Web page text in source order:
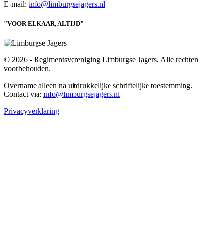
E-mail: info@limburgsejagers.nl
"VOOR ELKAAR, ALTIJD"
© 2026 - Regimentsvereniging Limburgse Jagers. Alle rechten
voorbehouden.
Overname alleen na uitdrukkelijke schriftelijke toestemming.
Contact via: info@limburgsejagers.nl
Privacyverklaring